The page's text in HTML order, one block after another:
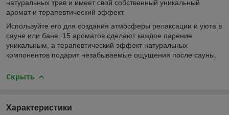
натуральных трав и имеет свой собственный уникальный
аромат и терапевтический эффект.
Используйте его для создания атмосферы релаксации и уюта в
сауне или бане. 15 ароматов сделают каждое парение
уникальным, а терапевтический эффект натуральных
компонентов подарит незабываемые ощущения после сауны.
Скрыть
Характеристики